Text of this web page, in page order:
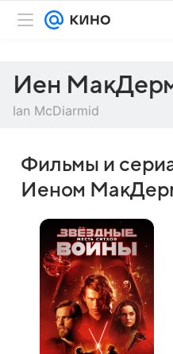
Иен
Ian McDiarmid
Фильмы и
Иеном